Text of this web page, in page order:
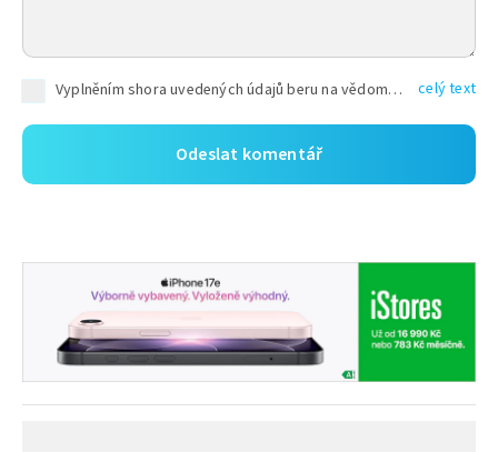
Vyplněním shora uvedených údajů beru na vědomí, že společnost TEXT FACTORY s.r.o., sídlem Brno, Durďákova 336/29, Černá Pole, PSČ: 613 00, IČ: 06157831, zapsané u Krajského soudu v Brně, oddíl C, vložka 100399, bude zpracovávat mé osobní údaje uvedené v rámci mnou vyplněného registračního formuláře na základě oprávněných zájmů TEXT FACTORY s.r.o. dle čl. 6 odst. 1 písm. f) GDPR a pro splnění právních povinností (čl. 6 odst. 1 písm. c) GDPR), a to pro tyto účely: nezbytnost zajistit oprávnění návštěvníka webových stránek provozovaných společností TEXT FACTORY s.r.o. přispívat aktivně ke zveřejněným článkům nebo v rámci diskusních fór a výkon práv TEXT FACTORY s.r.o. jako administrátora těchto diskusních fór. Více informací o zpracování osobních údajů a právech lze nalézt v celý text